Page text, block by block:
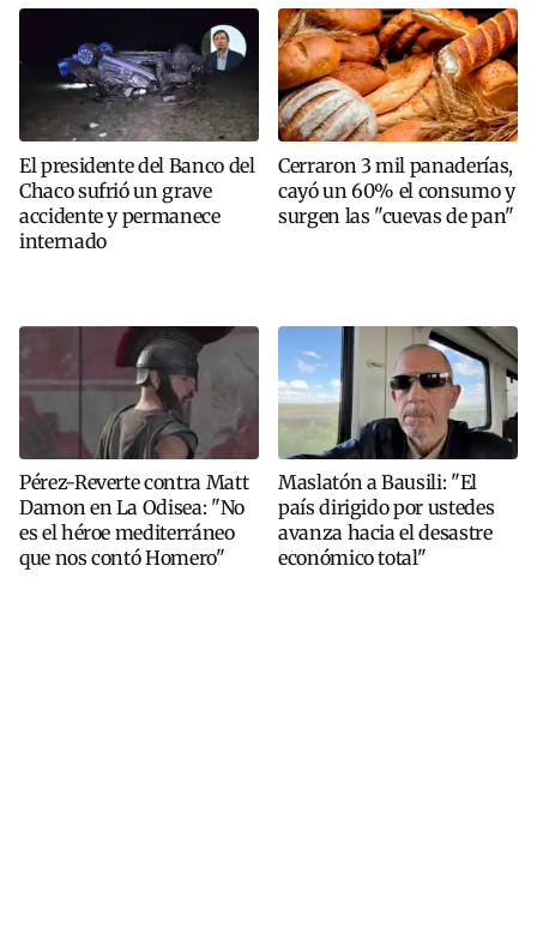
El presidente del Banco del
Chaco sufrió un grave
accidente y permanece
internado
Cerraron 3 mil panaderías,
cayó un 60% el consumo y
surgen las "cuevas de pan"
Pérez-Reverte contra Matt
Damon en La Odisea: "No
es el héroe mediterráneo
que nos contó Homero"
Maslatón a Bausili: "El
país dirigido por ustedes
avanza hacia el desastre
económico total"